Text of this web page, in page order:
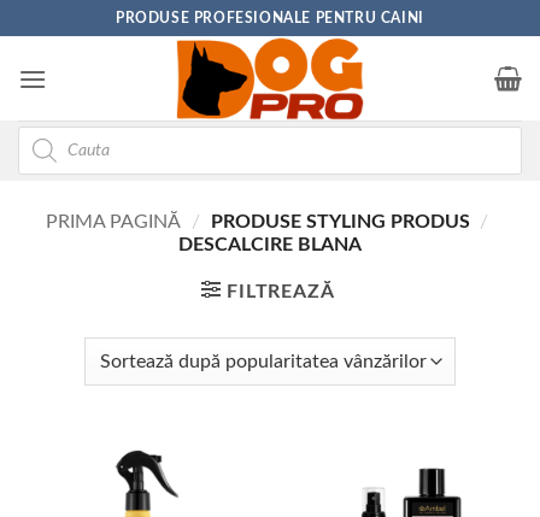
content
PRODUSE PROFESIONALE PENTRU CAINI
Products
search
PRIMA PAGINĂ / PRODUSE STYLING PRODUS /
DESCALCIRE BLANA
FILTREAZĂ